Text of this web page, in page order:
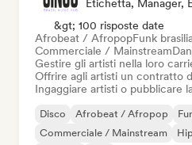
Etichetta, Manager,
&gt; 100 risposte date
Afrobeat / AfropopFunk
Commerciale / Mainstream
Gestire gli artisti nella loro
Offrire agli artisti un contratto
Ingaggiare artisti o pubblicare
Disco Afrobeat / Afropop
Commerciale / Mainstream